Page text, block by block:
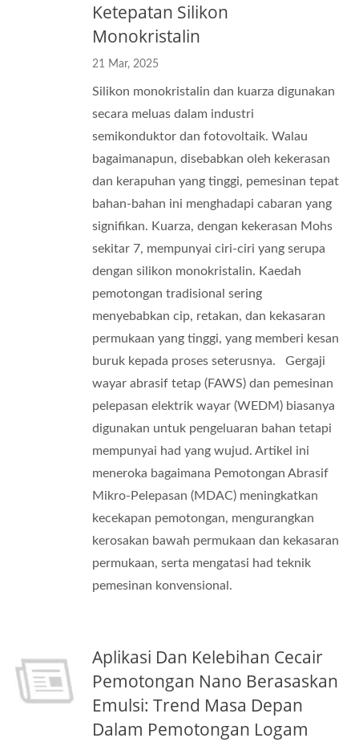
Ketepatan Silikon
Monokristalin
21 Mar, 2025
Silikon monokristalin dan kuarza digunakan
secara meluas dalam industri
semikonduktor dan fotovoltaik. Walau
bagaimanapun, disebabkan oleh kekerasan
dan kerapuhan yang tinggi, pemesinan tepat
bahan-bahan ini menghadapi cabaran yang
signifikan. Kuarza, dengan kekerasan Mohs
sekitar 7, mempunyai ciri-ciri yang serupa
dengan silikon monokristalin. Kaedah
pemotongan tradisional sering
menyebabkan cip, retakan, dan kekasaran
permukaan yang tinggi, yang memberi kesan
buruk kepada proses seterusnya. Gergaji
wayar abrasif tetap (FAWS) dan pemesinan
pelepasan elektrik wayar (WEDM) biasanya
digunakan untuk pengeluaran bahan tetapi
mempunyai had yang wujud. Artikel ini
meneroka bagaimana Pemotongan Abrasif
Mikro-Pelepasan (MDAC) meningkatkan
kecekapan pemotongan, mengurangkan
kerosakan bawah permukaan dan kekasaran
permukaan, serta mengatasi had teknik
pemesinan konvensional.
Aplikasi Dan Kelebihan Cecair
Pemotongan Nano Berasaskan
Emulsi: Trend Masa Depan
Dalam Pemotongan Logam